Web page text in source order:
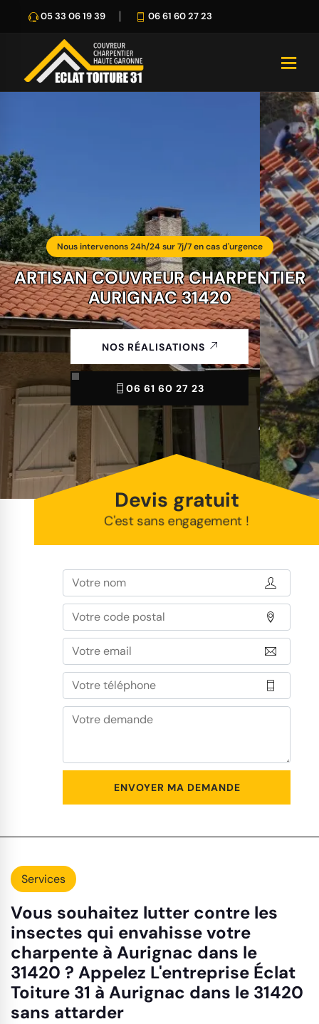
05 33 06 19 39 06 61 60 27 23
Nous intervenons 24h/24 sur 7j/7 en cas d'urgence
ARTISAN COUVREUR CHARPENTIER
AURIGNAC 31420
NOS RÉALISATIONS
06 61 60 27 23
Devis gratuit
C'est sans engagement !
Services
Vous souhaitez lutter contre les
insectes qui envahisse votre
charpente à Aurignac dans le
31420 ? Appelez L'entreprise Éclat
Toiture 31 à Aurignac dans le 31420
sans attarder